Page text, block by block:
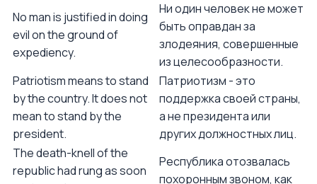
No man is justified in doing
evil on the ground of
expediency.
Ни один человек не может
быть оправдан за
злодеяния, совершенные
из целесообразности.
Patriotism means to stand
by the country. It does not
mean to stand by the
president.
Патриотизм - это
поддержка своей страны,
а не президента или
других должностных лиц.
The death-knell of the
republic had rung as soon
Республика отозвалась
похоронным звоном, как